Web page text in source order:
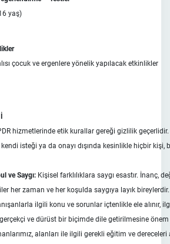
yaş)
çocuk ve ergenlere yönelik yapılacak etkinlikler
hizmetlerinde etik kurallar gereği gizlilik
isteği ya da onayı dışında kesinlikle hiçbir
ve Saygı: Kişisel farklılıklara saygı esastır. İnanç,
her zaman ve her koşulda saygıya layık bireylerdir.
ilgili konu ve sorunlar içtenlikle ele alınır,
ve dürüst bir biçimde dile getirilmesine önem
alanları ile ilgili gerekli eğitim ve dereceleri